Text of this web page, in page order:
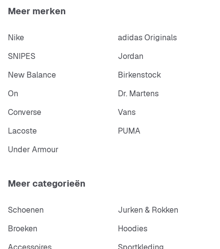
Meer merken
Nike
adidas Originals
SNIPES
Jordan
New Balance
Birkenstock
On
Dr. Martens
Converse
Vans
Lacoste
PUMA
Under Armour
Meer categorieën
Schoenen
Jurken & Rokken
Broeken
Hoodies